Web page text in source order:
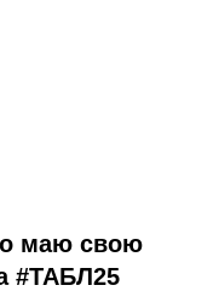
маю свою
#ТАБЛ25